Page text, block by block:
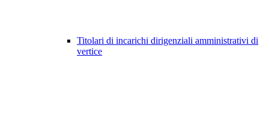
Titolari di incarichi dirigenziali amministrativi di
vertice